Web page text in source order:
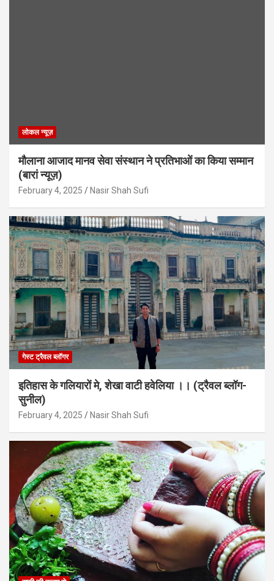
लोकल न्यूज़
मौलाना आजाद मानव सेवा संस्थान ने प्रतिभाओं का किया सम्मान
(बारां न्यूज़)
February 4, 2025 Nasir Shah Sufi
गेस्ट ट्रैवल ब्लॉगर
इतिहास के गलियारों मे, शेखा वाटी हवेलिया ।। (ट्रैवल ब्लॉग-
सुनील)
February 4, 2025 Nasir Shah Sufi